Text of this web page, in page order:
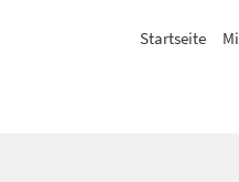
Startseite